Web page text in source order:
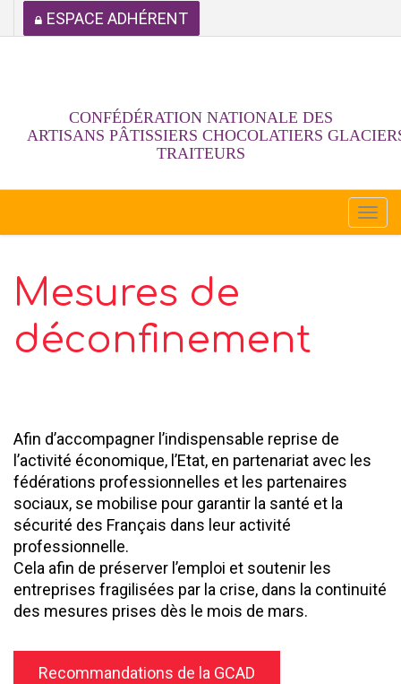
ESPACE ADHÉRENT
CONFÉDÉRATION NATIONALE DES
ARTISANS PÂTISSIERS CHOCOLATIERS
TRAITEURS
Mesures de
déconfinement
Afin d’accompagner l’indispensable reprise de
l’activité économique, l’Etat, en partenariat avec les
fédérations professionnelles et les partenaires
sociaux, se mobilise pour garantir la santé et la
sécurité des Français dans leur activité
professionnelle.
Cela afin de préserver l’emploi et soutenir les
entreprises fragilisées par la crise, dans la continuité
des mesures prises dès le mois de mars.
Recommandations de la GCAD